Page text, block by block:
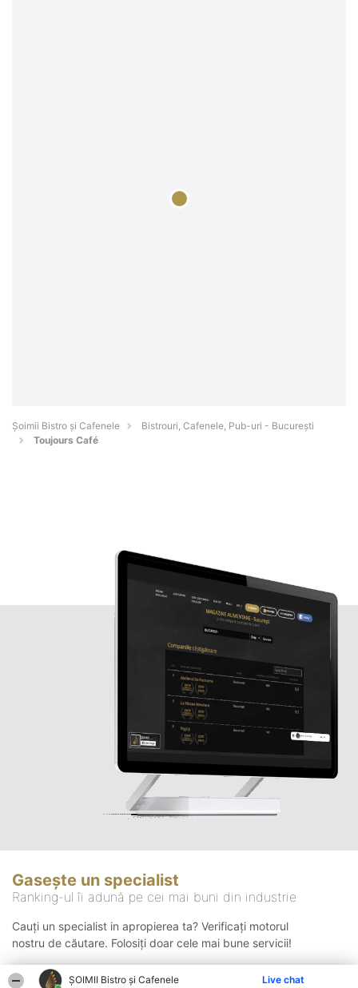
ȘOIMII Bistro și Cafenele Live chat
Șoimii Bistro și Cafenele
Bistrouri, Cafenele, Pub-uri - Bucureşti
Toujours Café
Gasește un specialist
Ranking-ul îi adună pe cei mai buni din industrie
Cauți un specialist in apropierea ta? Verificați motorul
nostru de căutare. Folosiți doar cele mai bune servicii!